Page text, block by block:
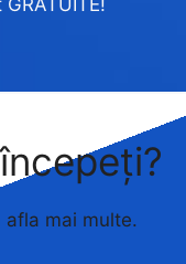
mai multe.